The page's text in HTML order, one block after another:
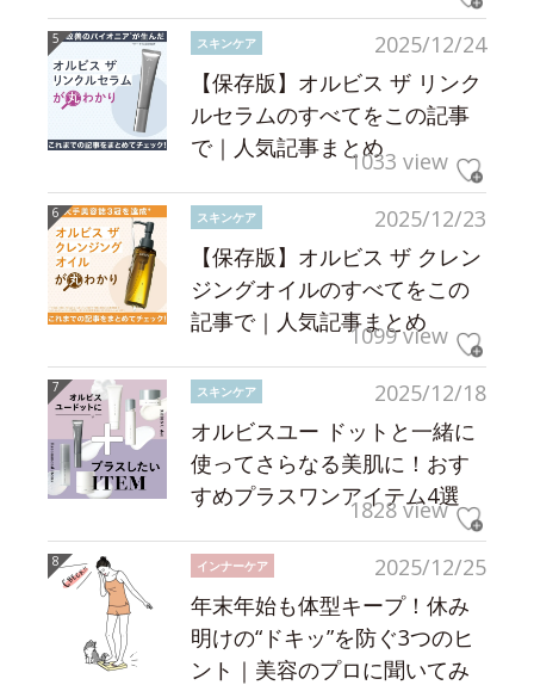
2025/12/24
スキンケア
【保存版】オルビス ザ リンク
ルセラムのすべてをこの記事
で｜人気記事まとめ1033 view
2025/12/23
スキンケア
【保存版】オルビス ザ クレン
ジングオイルのすべてをこの
記事で｜人気記事まとめ
1099 view
2025/12/18
スキンケア
オルビスユー ドットと一緒に
使ってさらなる美肌に！おす
すめプラスワンアイテム4選
1828 view
2025/12/25
インナーケア
年末年始も体型キープ！休み
明けの“ドキッ”を防ぐ3つのヒ
ント｜美容のプロに聞いてみ